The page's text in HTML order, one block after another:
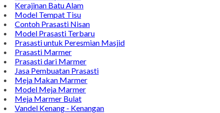
Kerajinan Batu Alam
Model Tempat Tisu
Contoh Prasasti Nisan
Model Prasasti Terbaru
Prasasti untuk Peresmian Masjid
Prasasti Marmer
Prasasti dari Marmer
Jasa Pembuatan Prasasti
Meja Makan Marmer
Model Meja Marmer
Meja Marmer Bulat
Vandel Kenang - Kenangan